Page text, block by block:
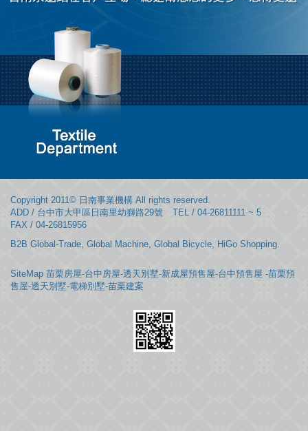
Copyright 2011© 日南事業機構 All rights reserved.
ADD / 台中市大甲區日南里幼獅路29號
TEL / 04-26811111 ~ 5
FAX / 04-26815956
B2B Global-Trade, Global Machine, Global Bicycle, HiGo Shopping.
SiteMap 苗栗房屋-台中房屋-透天別墅-新成屋預售屋-台中預售屋 -苗栗預
售屋-透天別墅-電梯別墅-苗栗建案